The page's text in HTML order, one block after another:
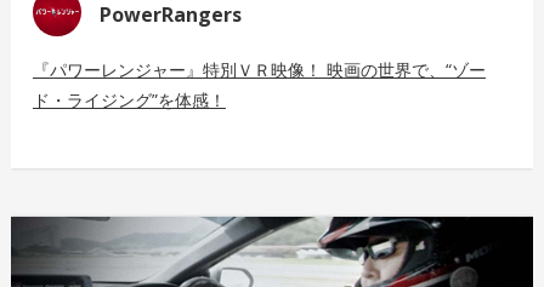
PowerRangers
『パワーレンジャー』特別ＶＲ映像！ 映画の世界で、“ゾー
ド・ライジング”を体感！